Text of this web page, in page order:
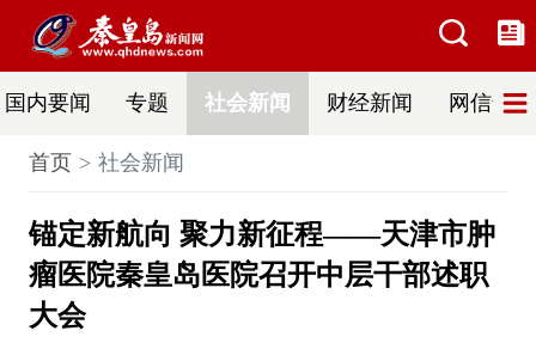
国内要闻 专题 社会新闻 财经新闻 网信普法
首页 社会新闻
锚定新航向 聚力新征程——天津市肿
瘤医院秦皇岛医院召开中层干部述职
大会